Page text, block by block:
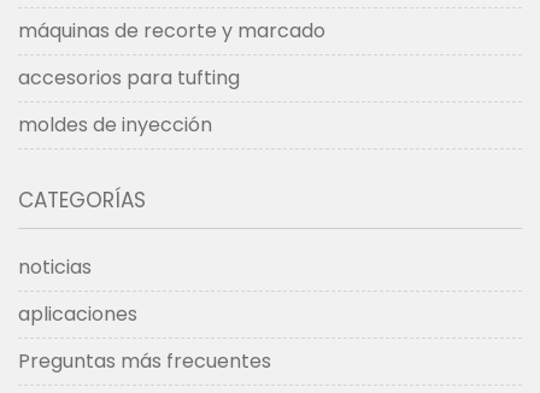
máquinas de recorte y marcado
accesorios para tufting
moldes de inyección
CATEGORÍAS
noticias
aplicaciones
Preguntas más frecuentes